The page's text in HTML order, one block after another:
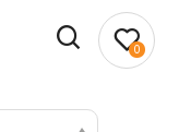
0